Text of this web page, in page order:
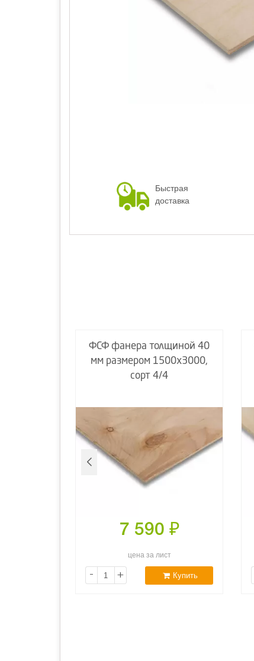
Быстрая
доставка
ФСФ фанера толщиной 40
мм размером 1500х3000,
сорт 4/4
7 590 ₽
цена за лист
- + Купить